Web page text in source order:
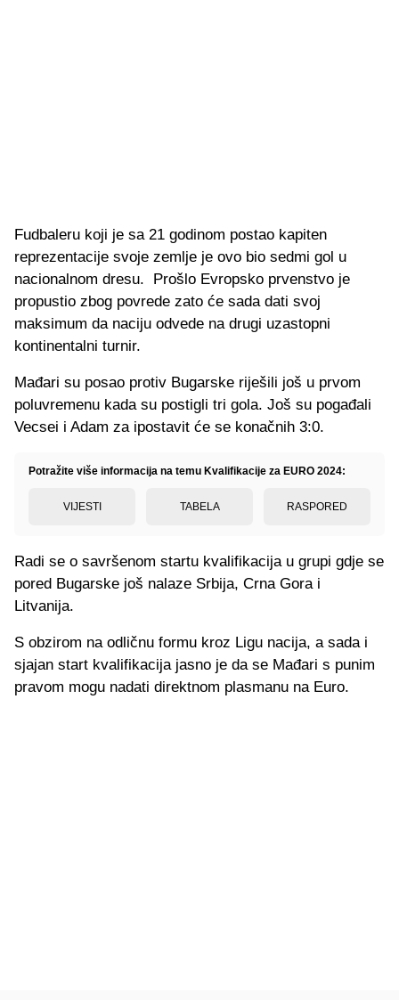
Fudbaleru koji je sa 21 godinom postao kapiten
reprezentacije svoje zemlje je ovo bio sedmi gol u
nacionalnom dresu. Prošlo Evropsko prvenstvo je
propustio zbog povrede zato će sada dati svoj
maksimum da naciju odvede na drugi uzastopni
kontinentalni turnir.
Mađari su posao protiv Bugarske riješili još u prvom
poluvremenu kada su postigli tri gola. Još su pogađali
Vecsei i Adam za ipostavit će se konačnih 3:0.
Potražite više informacija na temu Kvalifikacije za EURO 2024:
VIJESTI TABELA RASPORED
Radi se o savršenom startu kvalifikacija u grupi gdje se
pored Bugarske još nalaze Srbija, Crna Gora i
Litvanija.
S obzirom na odličnu formu kroz Ligu nacija, a sada i
sjajan start kvalifikacija jasno je da se Mađari s punim
pravom mogu nadati direktnom plasmanu na Euro.